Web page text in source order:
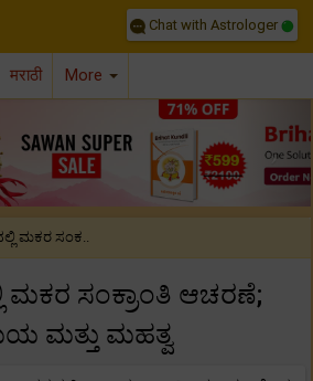
Chat with Astrologer
मराठी More
ಮಕರ ಸಂಕ..
ಮಕರ ಸಂಕ್ರಾಂತಿ ಆಚರಣೆ;
ಮತ್ತು ಮಹತ್ವ